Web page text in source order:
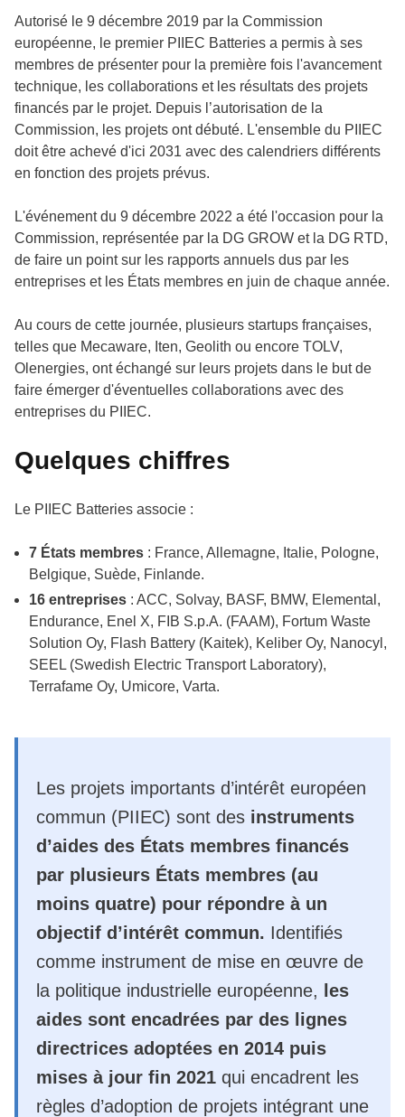
Autorisé le 9 décembre 2019 par la Commission
européenne, le premier PIIEC Batteries a permis à ses
membres de présenter pour la première fois l'avancement
technique, les collaborations et les résultats des projets
financés par le projet. Depuis l’autorisation de la
Commission, les projets ont débuté. L'ensemble du PIIEC
doit être achevé d'ici 2031 avec des calendriers différents
en fonction des projets prévus.
L'événement du 9 décembre 2022 a été l'occasion pour la
Commission, représentée par la DG GROW et la DG RTD,
de faire un point sur les rapports annuels dus par les
entreprises et les États membres en juin de chaque année.
Au cours de cette journée, plusieurs startups françaises,
telles que Mecaware, Iten, Geolith ou encore TOLV,
Olenergies, ont échangé sur leurs projets dans le but de
faire émerger d'éventuelles collaborations avec des
entreprises du PIIEC.
Quelques chiffres
Le PIIEC Batteries associe :
7 États membres : France, Allemagne, Italie, Pologne,
Belgique, Suède, Finlande.
16 entreprises : ACC, Solvay, BASF, BMW, Elemental,
Endurance, Enel X, FIB S.p.A. (FAAM), Fortum Waste
Solution Oy, Flash Battery (Kaitek), Keliber Oy, Nanocyl,
SEEL (Swedish Electric Transport Laboratory),
Terrafame Oy, Umicore, Varta.
Les projets importants d’intérêt européen
commun (PIIEC) sont des instruments
d’aides des États membres financés
par plusieurs États membres (au
moins quatre) pour répondre à un
objectif d’intérêt commun. Identifiés
comme instrument de mise en œuvre de
la politique industrielle européenne, les
aides sont encadrées par des lignes
directrices adoptées en 2014 puis
mises à jour fin 2021 qui encadrent les
règles d’adoption de projets intégrant une